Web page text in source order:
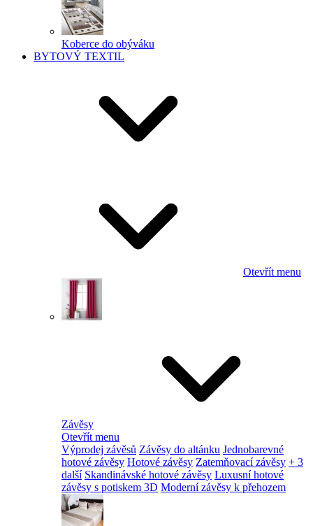
Koberce do obýváku
BYTOVÝ TEXTIL
Otevřít menu
Závěsy
Otevřít menu
Výprodej závěsů Závěsy do altánku Jednobarevné
hotové závěsy Hotové závěsy Zatemňovací závěsy + 3
další Skandinávské hotové závěsy Luxusní hotové
závěsy s potiskem 3D Moderní závěsy k přehozem